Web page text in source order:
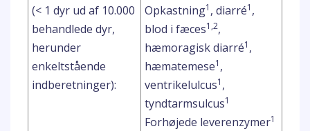
(< 1 dyr ud af 10.000
behandlede dyr,
herunder
enkeltstående
indberetninger):
Opkastning1 , diarré1 ,
blod i fæces1,2,
hæmoragisk diarré1 ,
hæmatemese1 ,
ventrikelulcus1 ,
tyndtarmsulcus1
Forhøjede leverenzymer1